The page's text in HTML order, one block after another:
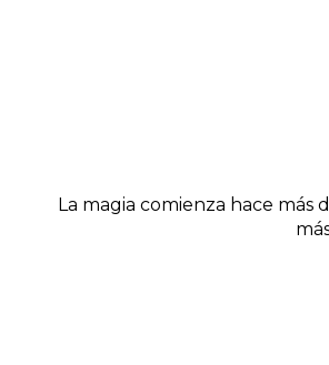
La magia comienza hace más